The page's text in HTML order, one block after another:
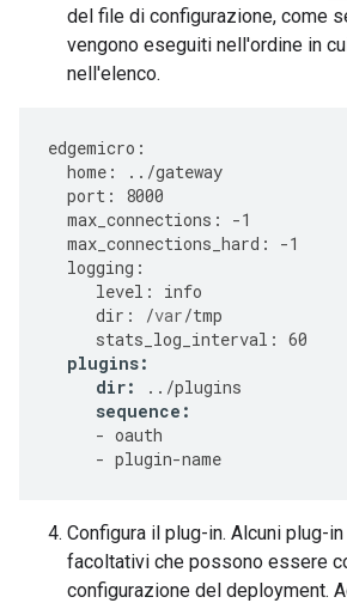
del file di configurazione, come
vengono eseguiti nell'ordine in
nell'elenco.
edgemicro :
home : ../gateway
port :
8000
max_connections : -1
max_connections_hard : -1
logging :
level :
info
dir : /var/tmp
stats_log_interval : 60
plugins:
dir: ../plugins
sequence :
- oauth
- plugin-name
Configura il plug-in. Alcuni plug-
facoltativi che possono essere
configurazione del deployment.